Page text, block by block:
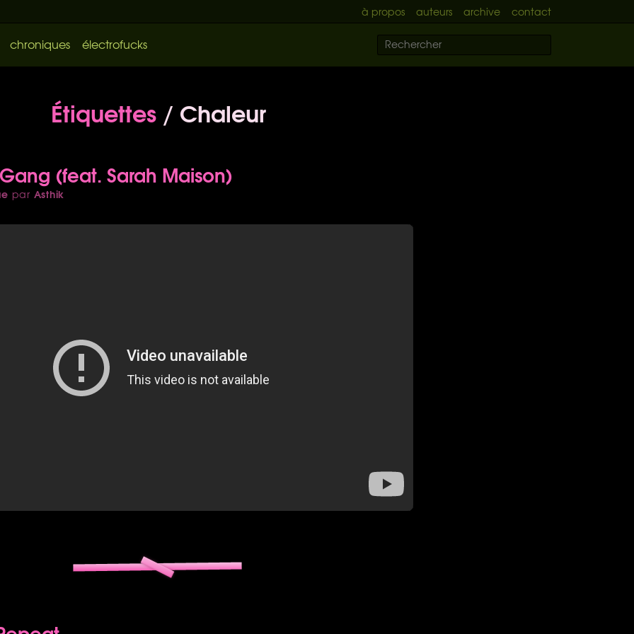
à propos auteurs archive contact
chroniques électrofucks
Étiquettes / Chaleur
(feat. Sarah Maison)
par Asthik